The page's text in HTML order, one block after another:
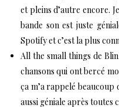
et pleins d’autre encore.
bande son est juste
Spotify et c’est la plus
All the small things de
chansons qui ont bercé
ça m’a rappelé beaucoup
aussi géniale après toutes